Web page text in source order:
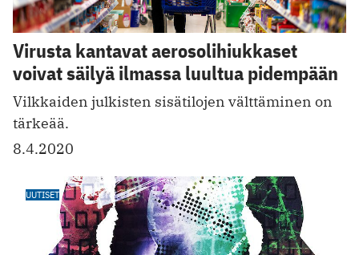
Virusta kantavat aerosolihiukkaset
voivat säilyä ilmassa luultua pidempään
Vilkkaiden julkisten sisätilojen välttäminen on
tärkeää.
8.4.2020
UUTISET